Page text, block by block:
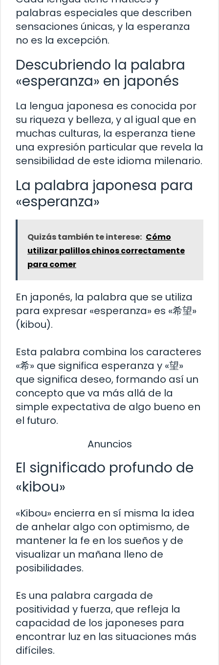
palabras especiales que describen
sensaciones únicas, y la esperanza
no es la excepción.
Descubriendo la palabra
«esperanza» en japonés
La lengua japonesa es conocida por
su riqueza y belleza, y al igual que en
muchas culturas, la esperanza tiene
una expresión particular que revela la
sensibilidad de este idioma milenario.
La palabra japonesa para
«esperanza»
Quizás también te interese: Cómo
utilizar palillos chinos correctamente
para comer
En japonés, la palabra que se utiliza
para expresar «esperanza» es «希望»
(kibou).
Esta palabra combina los caracteres
«希» que significa esperanza y «望»
que significa deseo, formando así un
concepto que va más allá de la
simple expectativa de algo bueno en
el futuro.
Anuncios
El significado profundo de
«kibou»
«Kibou» encierra en sí misma la idea
de anhelar algo con optimismo, de
mantener la fe en los sueños y de
visualizar un mañana lleno de
posibilidades.
Es una palabra cargada de
positividad y fuerza, que refleja la
capacidad de los japoneses para
encontrar luz en las situaciones más
difíciles.